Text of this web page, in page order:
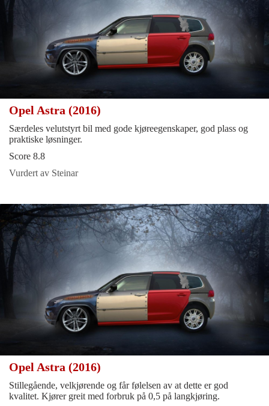
Opel Astra (2016)
Særdeles velutstyrt bil med gode kjøreegenskaper, god plass og
praktiske løsninger.
Score 8.8
Vurdert av Steinar
Opel Astra (2016)
Stillegående, velkjørende og får følelsen av at dette er god
kvalitet. Kjører greit med forbruk på 0,5 på langkjøring.